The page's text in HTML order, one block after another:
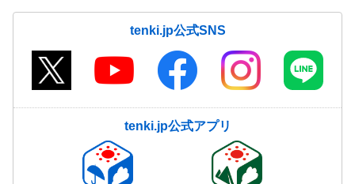
tenki.jp公式SNS
tenki.jp公式アプリ